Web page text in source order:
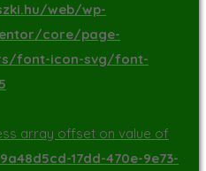
web/wp-
core/page-
font-icon-svg/font-
array offset on value of
17dd-470e-9e73-